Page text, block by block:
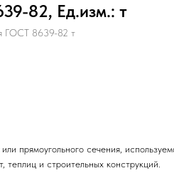
82, Ед.изм.: т
ГОСТ 8639-82 т
прямоугольного сечения,
теплиц и строительных конструкций.